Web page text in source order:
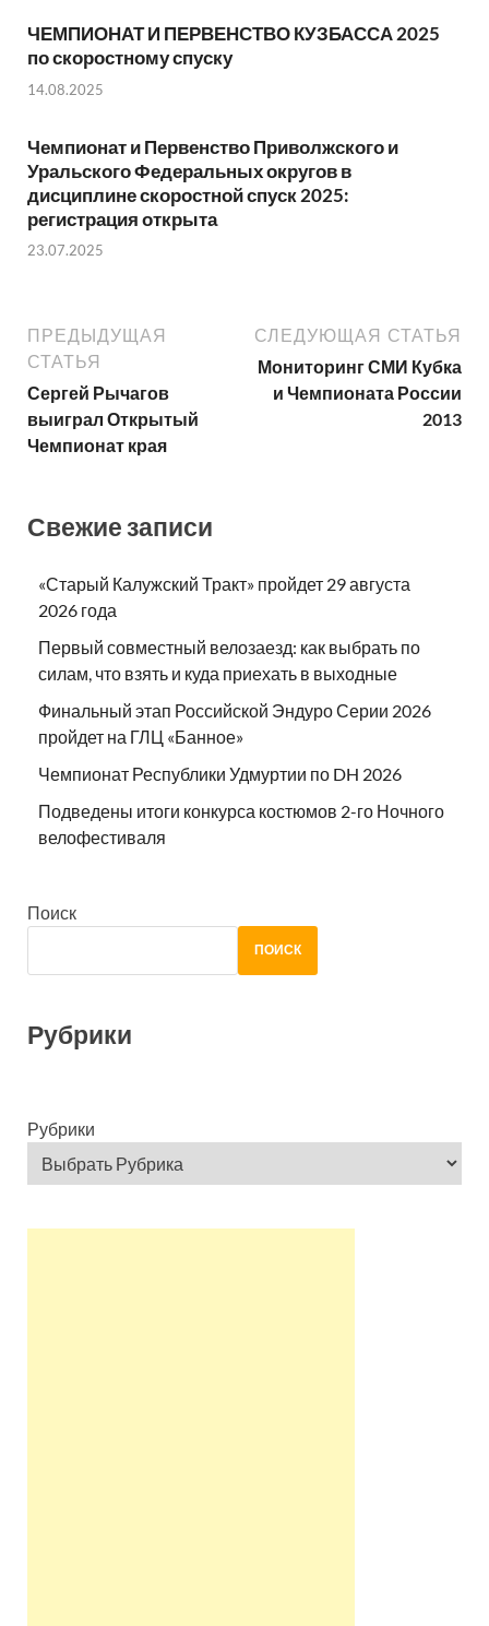
ЧЕМПИОНАТ И ПЕРВЕНСТВО КУЗБАССА 2025
по скоростному спуску
14.08.2025
Чемпионат и Первенство Приволжского и
Уральского Федеральных округов в
дисциплине скоростной спуск 2025:
регистрация открыта
23.07.2025
ПРЕДЫДУЩАЯ
СТАТЬЯ
Сергей Рычагов
выиграл Открытый
Чемпионат края
СЛЕДУЮЩАЯ СТАТЬЯ
Мониторинг СМИ Кубка
и Чемпионата России
2013
Свежие записи
«Старый Калужский Тракт» пройдет 29 августа
2026 года
Первый совместный велозаезд: как выбрать по
силам, что взять и куда приехать в выходные
Финальный этап Российской Эндуро Серии 2026
пройдет на ГЛЦ «Банное»
Чемпионат Республики Удмуртии по DH 2026
Подведены итоги конкурса костюмов 2-го Ночного
велофестиваля
Поиск
ПОИСК
Рубрики
Рубрики